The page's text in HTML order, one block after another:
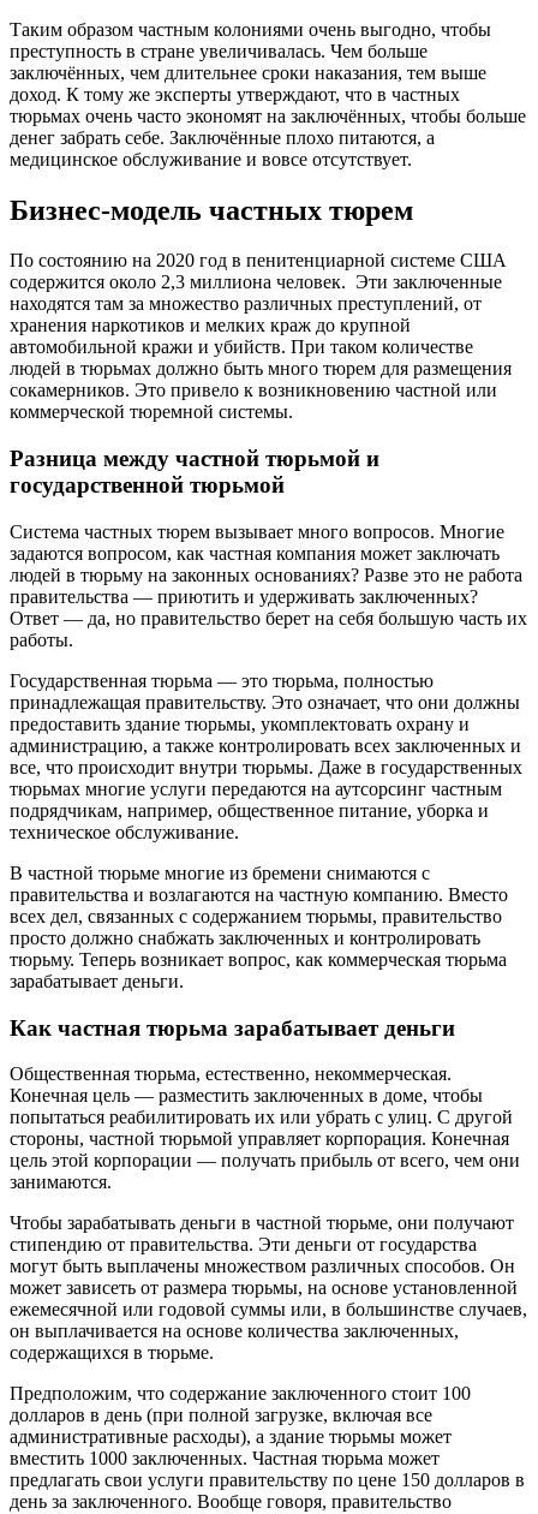
Таким образом частным колониями очень выгодно, чтобы
преступность в стране увеличивалась. Чем больше
заключённых, чем длительнее сроки наказания, тем выше
доход. К тому же эксперты утверждают, что в частных
тюрьмах очень часто экономят на заключённых, чтобы больше
денег забрать себе. Заключённые плохо питаются, а
медицинское обслуживание и вовсе отсутствует.
Бизнес-модель частных тюрем
По состоянию на 2020 год в пенитенциарной системе США
содержится около 2,3 миллиона человек. Эти заключенные
находятся там за множество различных преступлений, от
хранения наркотиков и мелких краж до крупной
автомобильной кражи и убийств. При таком количестве
людей в тюрьмах должно быть много тюрем для размещения
сокамерников. Это привело к возникновению частной или
коммерческой тюремной системы.
Разница между частной тюрьмой и
государственной тюрьмой
Система частных тюрем вызывает много вопросов. Многие
задаются вопросом, как частная компания может заключать
людей в тюрьму на законных основаниях? Разве это не работа
правительства — приютить и удерживать заключенных?
Ответ — да, но правительство берет на себя большую часть их
работы.
Государственная тюрьма — это тюрьма, полностью
принадлежащая правительству. Это означает, что они должны
предоставить здание тюрьмы, укомплектовать охрану и
администрацию, а также контролировать всех заключенных и
все, что происходит внутри тюрьмы. Даже в государственных
тюрьмах многие услуги передаются на аутсорсинг частным
подрядчикам, например, общественное питание, уборка и
техническое обслуживание.
В частной тюрьме многие из бремени снимаются с
правительства и возлагаются на частную компанию. Вместо
всех дел, связанных с содержанием тюрьмы, правительство
просто должно снабжать заключенных и контролировать
тюрьму. Теперь возникает вопрос, как коммерческая тюрьма
зарабатывает деньги.
Как частная тюрьма зарабатывает деньги
Общественная тюрьма, естественно, некоммерческая.
Конечная цель — разместить заключенных в доме, чтобы
попытаться реабилитировать их или убрать с улиц. С другой
стороны, частной тюрьмой управляет корпорация. Конечная
цель этой корпорации — получать прибыль от всего, чем они
занимаются.
Чтобы зарабатывать деньги в частной тюрьме, они получают
стипендию от правительства. Эти деньги от государства
могут быть выплачены множеством различных способов. Он
может зависеть от размера тюрьмы, на основе установленной
ежемесячной или годовой суммы или, в большинстве случаев,
он выплачивается на основе количества заключенных,
содержащихся в тюрьме.
Предположим, что содержание заключенного стоит 100
долларов в день (при полной загрузке, включая все
административные расходы), а здание тюрьмы может
вместить 1000 заключенных. Частная тюрьма может
предлагать свои услуги правительству по цене 150 долларов в
день за заключенного. Вообще говоря, правительство